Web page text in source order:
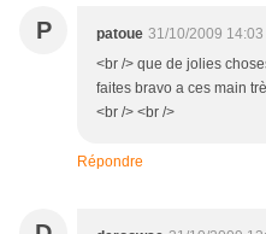
P patoue 31/10/2009 14:03
<br /> que de jolies
faites bravo a ces main
<br /> <br />
Répondre